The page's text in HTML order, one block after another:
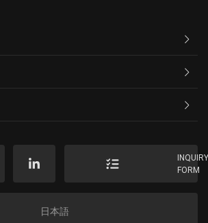
FORM
日本語